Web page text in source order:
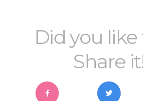
Did you like
Share